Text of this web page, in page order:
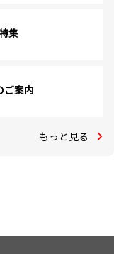
集
ご案内
もっと見る